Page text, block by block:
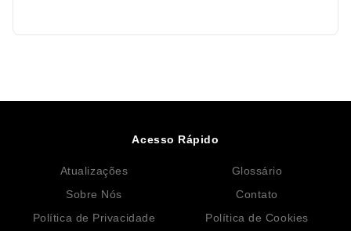
Acesso Rápido
Atualizações
Glossário
Sobre Nós
Contato
Política de Privacidade
Política de Cookies